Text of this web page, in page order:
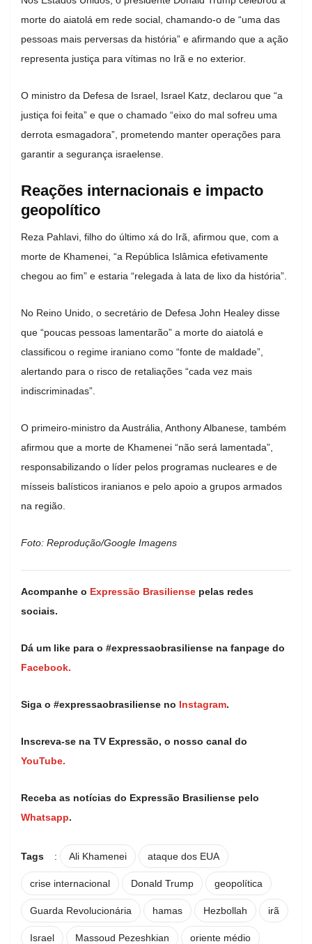
morte do aiatolá em rede social, chamando-o de “uma das
pessoas mais perversas da história” e afirmando que a ação
representa justiça para vítimas no Irã e no exterior.
O ministro da Defesa de Israel, Israel Katz , declarou que “a
justiça foi feita” e que o chamado “eixo do mal sofreu uma
derrota esmagadora”, prometendo manter operações para
garantir a segurança israelense.
Reações internacionais e impacto
geopolítico
Reza Pahlavi , filho do último xá do Irã, afirmou que, com a
morte de Khamenei, “a República Islâmica efetivamente
chegou ao fim” e estaria “relegada à lata de lixo da história”.
No Reino Unido , o secretário de Defesa John Healey disse
que “poucas pessoas lamentarão” a morte do aiatolá e
classificou o regime iraniano como “fonte de maldade”,
alertando para o risco de retaliações “cada vez mais
indiscriminadas”.
O primeiro-ministro da Austrália Anthony Albanese , também
afirmou que a morte de Khamenei “não será lamentada”,
responsabilizando o líder pelos programas nucleares e de
mísseis balísticos iranianos e pelo apoio a grupos armados
na região.
Foto: Reprodução/Google Imagens
Acompanhe o Expressão Brasiliense pelas redes
sociais.
Dá um like para o #expressaobrasiliense na fanpage do
Facebook.
Siga o #expressaobrasiliense no Instagram.
Inscreva-se na TV Expressão, o nosso canal do
YouTube.
Receba as notícias do Expressão Brasiliense pelo
Whatsapp.
Tags : Ali Khamenei ataque dos EUA
crise internacional Donald Trump geopolítica
Guarda Revolucionária hamas Hezbollah irã
Israel Massoud Pezeshkian oriente médio